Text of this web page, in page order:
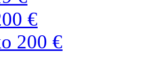
€
200 €